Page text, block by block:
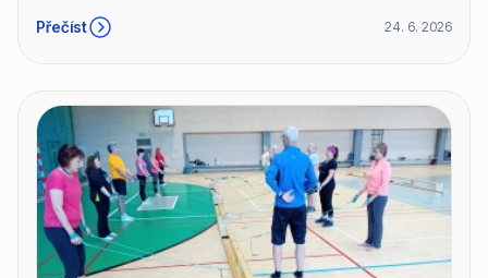
Přečíst 24. 6. 2026